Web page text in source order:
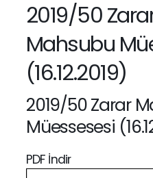
2019/50
Mahsubu
(16.12.2019)
2019/50 Zarar
Müessesesi
PDF İndir